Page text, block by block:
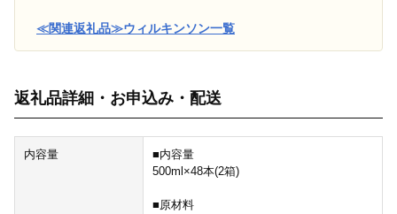
≪関連返礼品≫ウィルキンソン一覧
返礼品詳細・お申込み・配送
内容量
■内容量
500ml×48本(2箱)
■原材料